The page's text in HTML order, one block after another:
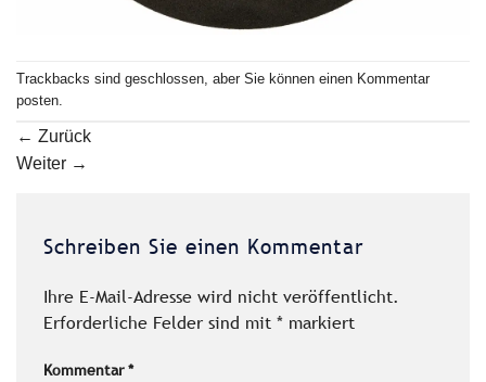
Trackbacks sind geschlossen, aber Sie können einen Kommentar
posten.
← Zurück
Weiter →
Schreiben Sie einen Kommentar
Ihre E-Mail-Adresse wird nicht veröffentlicht.
Erforderliche Felder sind mit * markiert
Kommentar*